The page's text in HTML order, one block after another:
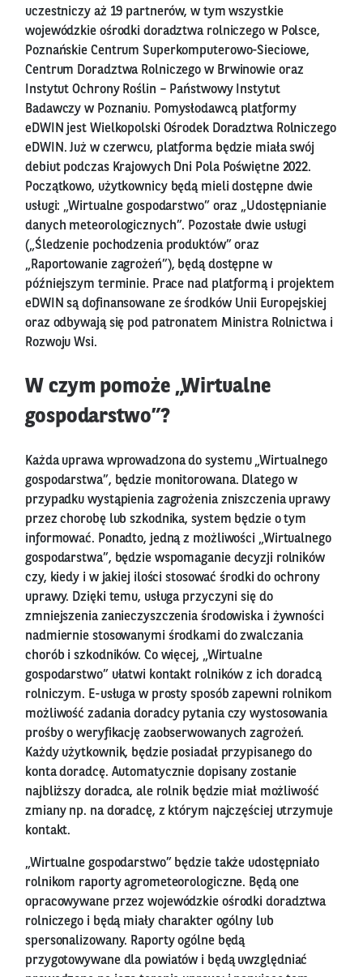
uczestniczy aż 19 partnerów, w tym wszystkie
wojewódzkie ośrodki doradztwa rolniczego w Polsce,
Poznańskie Centrum Superkomputerowo-Sieciowe,
Centrum Doradztwa Rolniczego w Brwinowie oraz
Instytut Ochrony Roślin – Państwowy Instytut
Badawczy w Poznaniu. Pomysłodawcą platformy
eDWIN jest Wielkopolski Ośrodek Doradztwa Rolniczego
eDWIN. Już w czerwcu, platforma będzie miała swój
debiut podczas Krajowych Dni Pola Poświętne 2022.
Początkowo, użytkownicy będą mieli dostępne dwie
usługi: „Wirtualne gospodarstwo” oraz „Udostępnianie
danych meteorologicznych”. Pozostałe dwie usługi
(„Śledzenie pochodzenia produktów” oraz
„Raportowanie zagrożeń”), będą dostępne w
późniejszym terminie. Prace nad platformą i projektem
eDWIN są dofinansowane ze środków Unii Europejskiej
oraz odbywają się pod patronatem Ministra Rolnictwa i
Rozwoju Wsi.
W czym pomoże „Wirtualne
gospodarstwo”?
Każda uprawa wprowadzona do systemu „Wirtualnego
gospodarstwa”, będzie monitorowana. Dlatego w
przypadku wystąpienia zagrożenia zniszczenia uprawy
przez chorobę lub szkodnika, system będzie o tym
informować. Ponadto, jedną z możliwości „Wirtualnego
gospodarstwa”, będzie wspomaganie decyzji rolników
czy, kiedy i w jakiej ilości stosować środki do ochrony
uprawy. Dzięki temu, usługa przyczyni się do
zmniejszenia zanieczyszczenia środowiska i żywności
nadmiernie stosowanymi środkami do zwalczania
chorób i szkodników. Co więcej, „Wirtualne
gospodarstwo” ułatwi kontakt rolników z ich doradcą
rolniczym. E-usługa w prosty sposób zapewni rolnikom
możliwość zadania doradcy pytania czy wystosowania
prośby o weryfikację zaobserwowanych zagrożeń.
Każdy użytkownik, będzie posiadał przypisanego do
konta doradcę. Automatycznie dopisany zostanie
najbliższy doradca, ale rolnik będzie miał możliwość
zmiany np. na doradcę, z którym najczęściej utrzymuje
kontakt.
„Wirtualne gospodarstwo” będzie także udostępniało
rolnikom raporty agrometeorologiczne. Będą one
opracowywane przez wojewódzkie ośrodki doradztwa
rolniczego i będą miały charakter ogólny lub
spersonalizowany. Raporty ogólne będą
przygotowywane dla powiatów i będą uwzględniać